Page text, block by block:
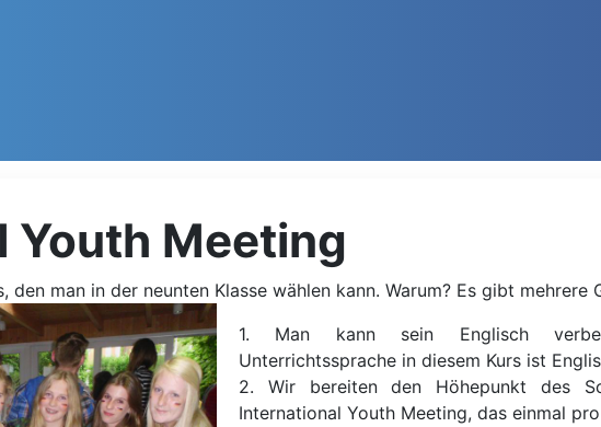
Youth Meeting
den man in der neunten Klasse wählen kann. Warum? Es gibt mehrere
1. Man kann sein Englisch
Unterrichtssprache in diesem Kurs ist
2. Wir bereiten den Höhepunkt des
International Youth Meeting, das einmal